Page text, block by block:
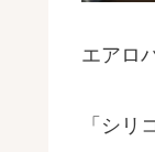
エアロ
「シリ